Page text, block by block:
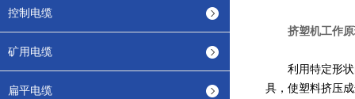
控制电缆
矿用电缆
扁平电缆
挤塑机工作原
利用特定形状
具，使塑料挤压